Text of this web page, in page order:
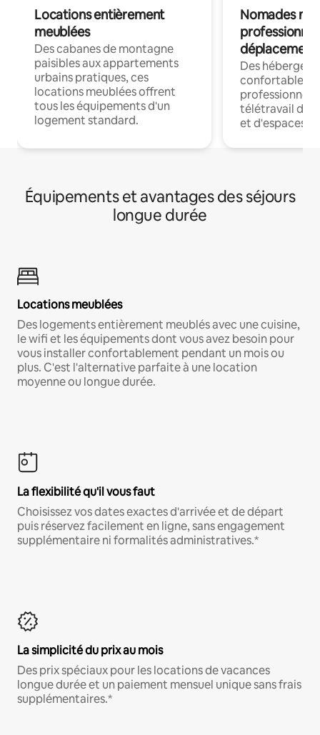
Locations entièrement
meublées
Des cabanes de montagne
paisibles aux appartements
urbains pratiques, ces
locations meublées offrent
tous les équipements d'un
logement standard.
Nomades
déplacement
Des
confortables
professionnels
télétravail
et d'espaces
Équipements et avantages des séjours
longue durée
Locations meublées
Des logements entièrement meublés avec une cuisine,
le wifi et les équipements dont vous avez besoin pour
vous installer confortablement pendant un mois ou
plus. C'est l'alternative parfaite à une location
moyenne ou longue durée.
La flexibilité qu'il vous faut
Choisissez vos dates exactes d'arrivée et de départ
puis réservez facilement en ligne, sans engagement
supplémentaire ni formalités administratives.*
La simplicité du prix au mois
Des prix spéciaux pour les locations de vacances
longue durée et un paiement mensuel unique sans frais
supplémentaires.*